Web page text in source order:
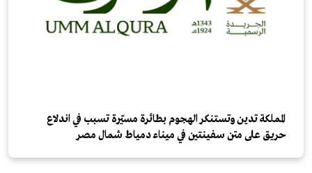
المملكة تدين وتستنكر الهجوم بطائرة مسيّرة تسبب في اندلاع
حريق على متن سفينتين في ميناء دمياط شمال مصر